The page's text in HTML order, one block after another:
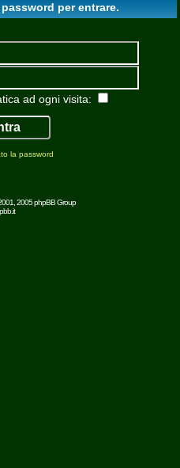
per entrare.
ad ogni visita:
la password
2005 phpBB Group